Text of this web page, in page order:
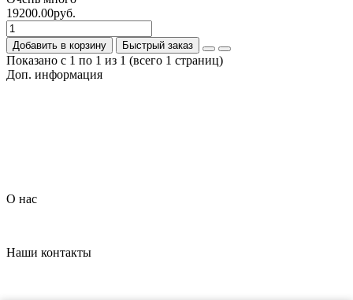
19200.00руб.
Добавить в корзину Быстрый заказ
Показано с 1 по 1 из 1 (всего 1 страниц)
Доп. информация
О нас
Наши контакты